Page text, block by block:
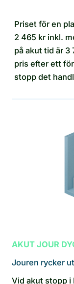
Priset för en
2 465 kr inkl.
på akut tid är 3
pris efter ett
stopp det
AKUT JOUR
Jouren rycker
Vid akut stopp i